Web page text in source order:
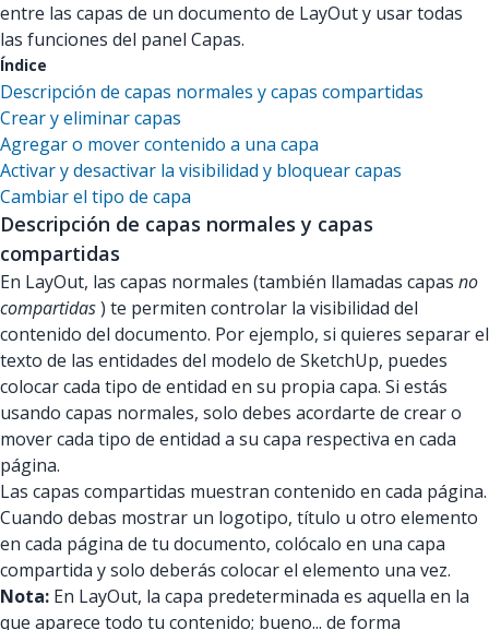
entre las capas de un documento de LayOut y usar todas
las funciones del panel Capas.
Índice
Descripción de capas normales y capas compartidas
Crear y eliminar capas
Agregar o mover contenido a una capa
Activar y desactivar la visibilidad y bloquear capas
Cambiar el tipo de capa
Descripción de capas normales y capas
compartidas
En LayOut, las capas normales (también llamadas capas no
compartidas) te permiten controlar la visibilidad del
contenido del documento. Por ejemplo, si quieres separar el
texto de las entidades del modelo de SketchUp, puedes
colocar cada tipo de entidad en su propia capa. Si estás
usando capas normales, solo debes acordarte de crear o
mover cada tipo de entidad a su capa respectiva en cada
página.
Las capas compartidas muestran contenido en cada página.
Cuando debas mostrar un logotipo, título u otro elemento
en cada página de tu documento, colócalo en una capa
compartida y solo deberás colocar el elemento una vez.
Nota: En LayOut, la capa predeterminada es aquella en la
que aparece todo tu contenido; bueno... de forma